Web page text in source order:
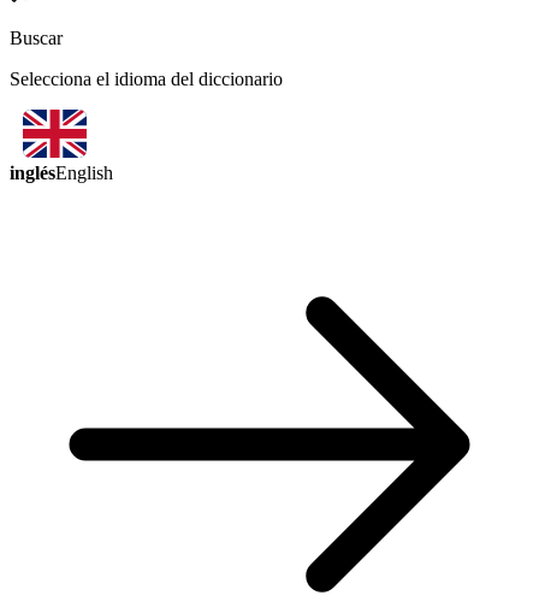
Buscar
Selecciona el idioma del diccionario
inglésEnglish